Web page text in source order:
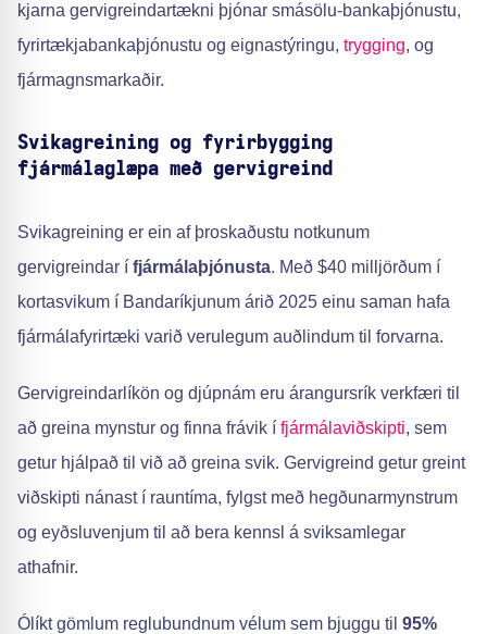
kjarna gervigreindartækni þjónar smásölu-bankaþjónustu,
fyrirtækjabankaþjónustu og eignastýringu, trygging, og
fjármagnsmarkaðir.
Svikagreining og fyrirbygging
fjármálaglæpa með gervigreind
Svikagreining er ein af þroskaðustu notkunum
gervigreindar í fjármálaþjónusta. Með $40 milljörðum í
kortasvikum í Bandaríkjunum árið 2025 einu saman hafa
fjármálafyrirtæki varið verulegum auðlindum til forvarna.
Gervigreindarlíkön og djúpnám eru árangursrík verkfæri til
að greina mynstur og finna frávik í fjármálaviðskipti, sem
getur hjálpað til við að greina svik. Gervigreind getur greint
viðskipti nánast í rauntíma, fylgst með hegðunarmynstrum
og eyðsluvenjum til að bera kennsl á sviksamlegar
athafnir.
Ólíkt gömlum reglubundnum vélum sem bjuggu til 95%